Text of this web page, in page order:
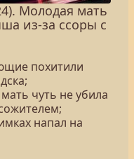
Молодая мать
из-за ссоры с
похитили
чуть не убила
напал на